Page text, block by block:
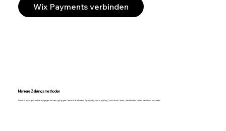
Wix Payments verbinden
Mehrere Zahlungsmethoden
Nimm Zahlungen online entgegen mit den gängigen Debit-/Kreditkarten, Apple Pay, Google Pay, Sofort mit Klarna, „Jetzt kaufen, später bezahlen“ und mehr.